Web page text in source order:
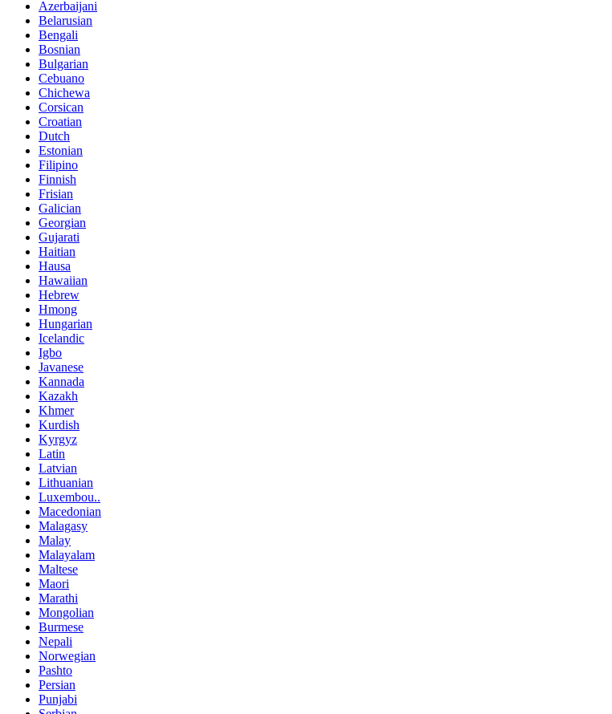
Azerbaijani
Belarusian
Bengali
Bosnian
Bulgarian
Cebuano
Chichewa
Corsican
Croatian
Dutch
Estonian
Filipino
Finnish
Frisian
Galician
Georgian
Gujarati
Haitian
Hausa
Hawaiian
Hebrew
Hmong
Hungarian
Icelandic
Igbo
Javanese
Kannada
Kazakh
Khmer
Kurdish
Kyrgyz
Latin
Latvian
Lithuanian
Luxembou..
Macedonian
Malagasy
Malay
Malayalam
Maltese
Maori
Marathi
Mongolian
Burmese
Nepali
Norwegian
Pashto
Persian
Punjabi